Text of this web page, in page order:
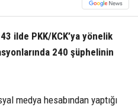
ilde PKK/KCK’ya yönelik
240 şüphelinin
medya hesabından yaptığı